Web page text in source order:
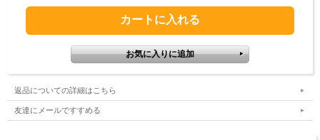
返品についての詳細はこちら
友達にメールですすめる